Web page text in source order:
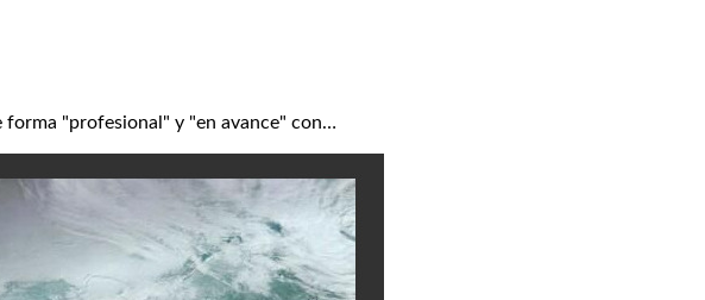
forma "profesional" y "en avance" con…